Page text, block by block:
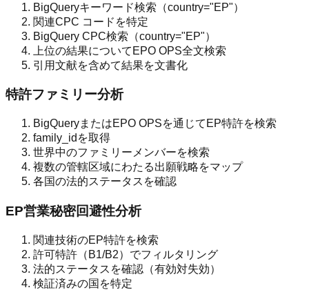
BigQueryキーワード検索（country="EP"）
関連CPC コードを特定
BigQuery CPC検索（country="EP"）
上位の結果についてEPO OPS全文検索
引用文献を含めて結果を文書化
特許ファミリー分析
BigQueryまたはEPO OPSを通じてEP特許を検索
family_idを取得
世界中のファミリーメンバーを検索
複数の管轄区域にわたる出願戦略をマップ
各国の法的ステータスを確認
EP営業秘密回避性分析
関連技術のEP特許を検索
許可特許（B1/B2）でフィルタリング
法的ステータスを確認（有効対失効）
検証済みの国を特定